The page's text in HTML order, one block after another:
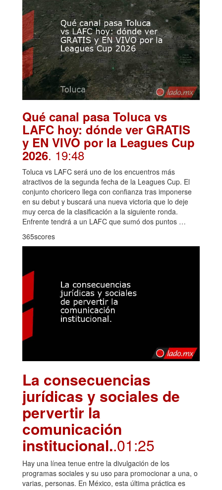
Qué canal pasa Toluca vs
LAFC hoy: dónde ver GRATIS
y EN VIVO por la Leagues Cup
2026. 19:48
Toluca vs LAFC será uno de los encuentros más
atractivos de la segunda fecha de la Leagues Cup. El
conjunto choricero llega con confianza tras imponerse
en su debut y buscará una nueva victoria que lo deje
muy cerca de la clasificación a la siguiente ronda.
Enfrente tendrá a un LAFC que sumó dos puntos …
365scores
La consecuencias
jurídicas y sociales de
pervertir la
comunicación
institucional..01:25
Hay una línea tenue entre la divulgación de los
programas sociales y su uso para promocionar a una, o
varias, personas. En México, esta última práctica es